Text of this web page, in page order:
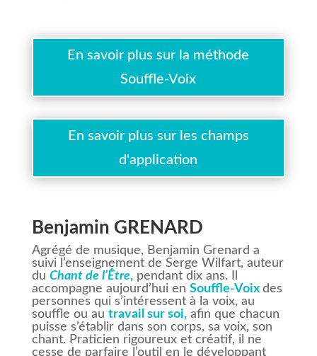
En savoir plus sur la méthode
Souffle-Voix
En savoir plus sur les champs
d'application
Benjamin GRENARD
Agrégé de musique, Benjamin Grenard a
suivi l’enseignement de Serge Wilfart, auteur
du Chant de l’Être,pendant dix ans. Il
accompagne aujourd’hui en Souffle-Voix des
personnes qui s’intéressent à la voix, au
souffle ou au travail sur soi,afin que chacun
puisse s’établir dans son corps, sa voix, son
chant. Praticien rigoureux et créatif, il ne
cesse de parfaire l’outil en le développant